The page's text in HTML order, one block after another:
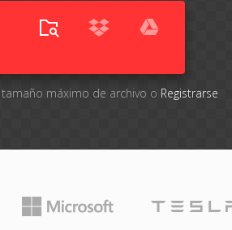
máximo de archivo o Registrarse